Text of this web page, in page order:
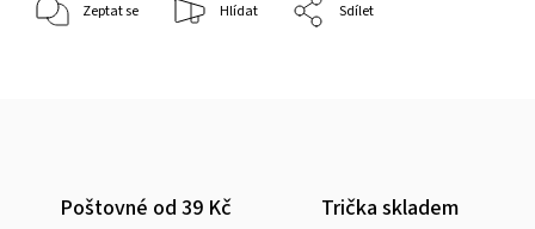
Zeptat se Hlídat Sdílet
Poštovné od 39 Kč Trička skladem